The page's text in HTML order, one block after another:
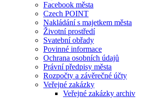
Facebook města
Czech POINT
Nakládání s majetkem města
Životní prostředí
Svatební obřady
Povinné informace
Ochrana osobních údajů
Právní předpisy města
Rozpočty a závěrečné účty
Veřejné zakázky
Veřejné zakázky archiv